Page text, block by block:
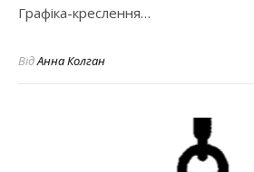
Графіка-креслення…
ВідАнна Колган